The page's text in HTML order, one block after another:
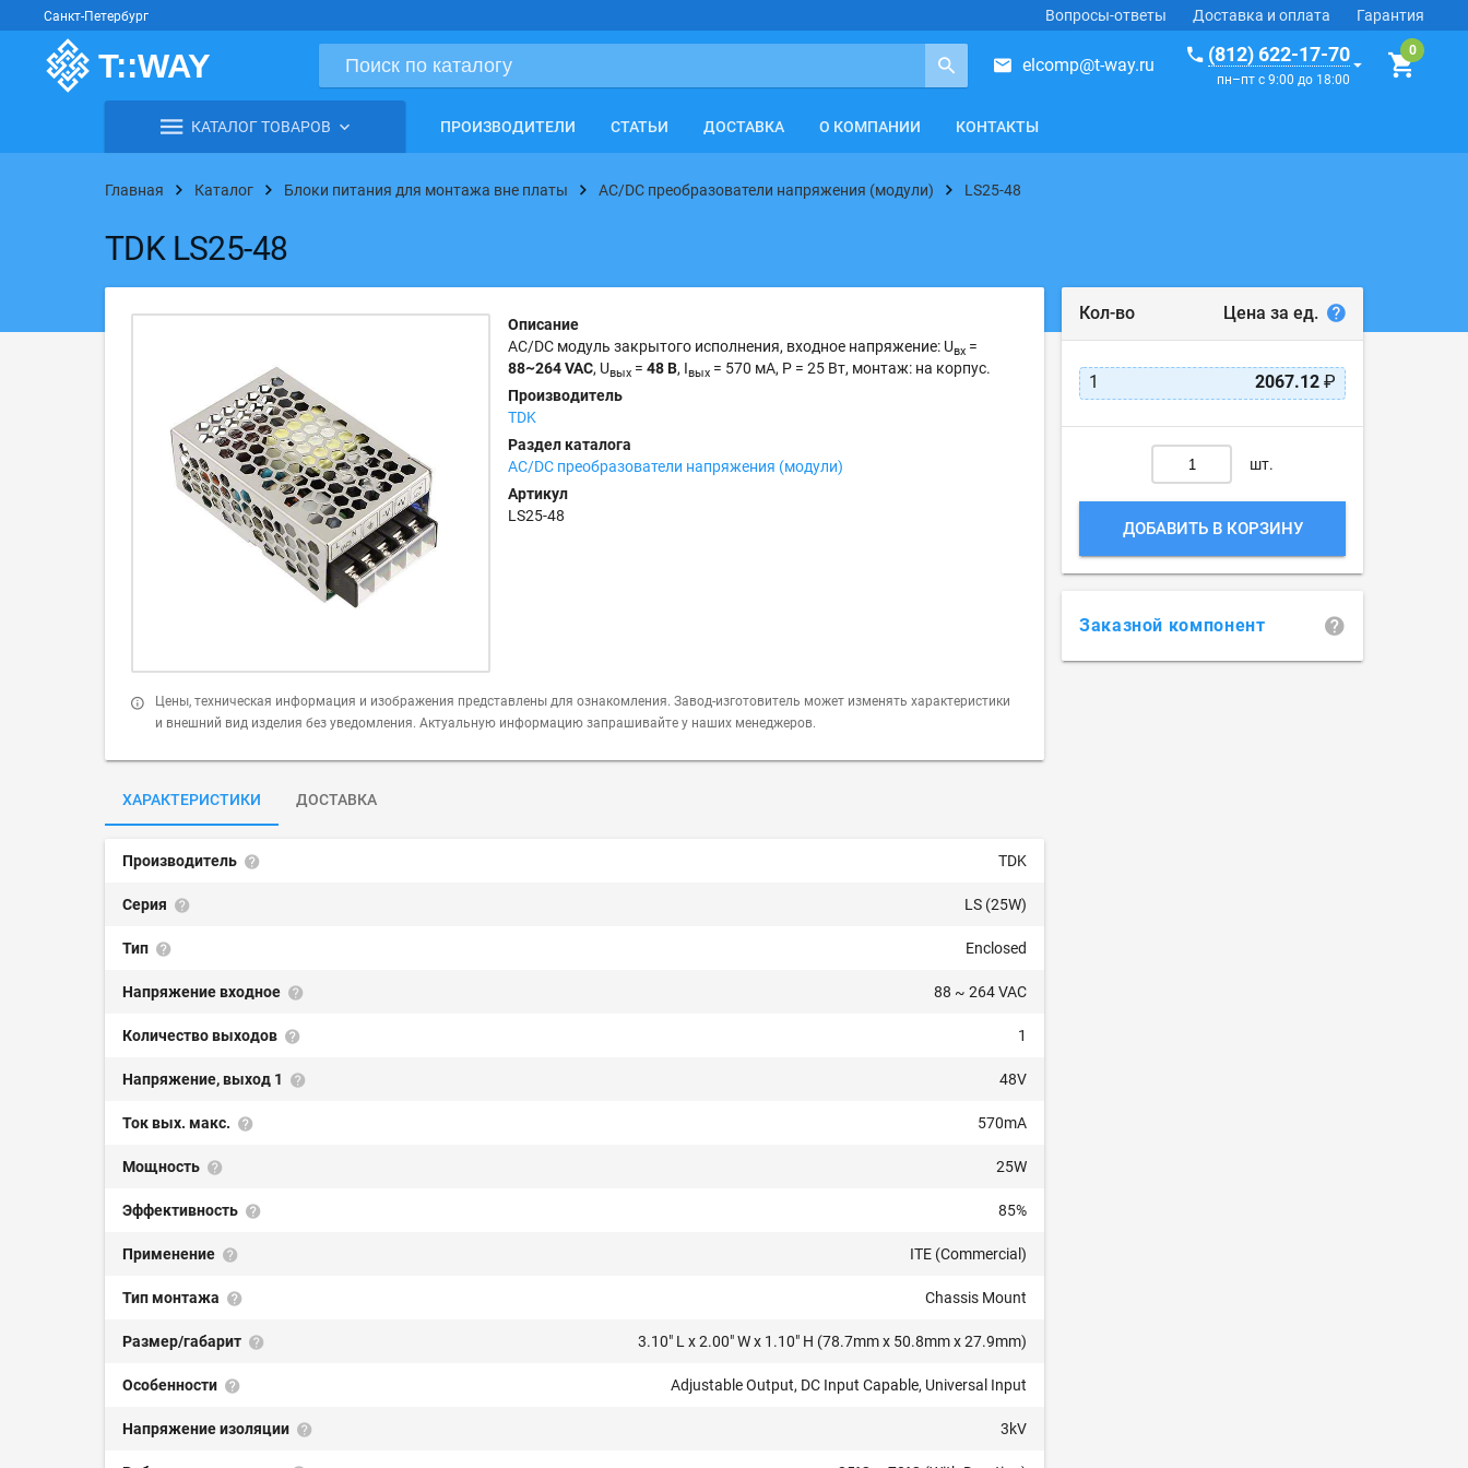
Санкт-Петербург Вопросы-ответы Доставка и оплата Гарантия
elcomp@t-way.ru (812) 622-17-70
пн–пт с 9:00 до 18:00
КАТАЛОГ ТОВАРОВ ПРОИЗВОДИТЕЛИ СТАТЬИ ДОСТАВКА О КОМПАНИИ КОНТАКТЫ
Главная Каталог Блоки питания для монтажа вне платы AC/DC преобразователи напряжения (модули) LS25-48
TDK LS25-48
Описание
AC/DC модуль закрытого исполнения, входное напряжение: Uвх =
88~264 VAC, Uвых = 48 В, Iвых = 570 мА, P = 25 Вт, монтаж: на корпус.
Производитель
TDK
Раздел каталога
AC/DC преобразователи напряжения (модули)
Артикул
LS25-48
Цены, техническая информация и изображения представлены для ознакомления. Завод-изготовитель может изменять характеристики
и внешний вид изделия без уведомления. Актуальную информацию запрашивайте у наших менеджеров.
ХАРАКТЕРИСТИКИ ДОСТАВКА
Производитель TDK
Серия LS (25W)
Тип Enclosed
Напряжение входное 88 ~ 264 VAC
Количество выходов 1
Напряжение, выход 1 48V
Ток вых. макс. 570mA
Мощность 25W
Эффективность 85%
Применение ITE (Commercial)
Тип монтажа Chassis Mount
Размер/габарит 3.10" L x 2.00" W x 1.10" H (78.7mm x 50.8mm x 27.9mm)
Особенности Adjustable Output, DC Input Capable, Universal Input
Напряжение изоляции 3kV
Кол-во Цена за ед.
1 2067.12 ₽
шт.
ДОБАВИТЬ В КОРЗИНУ
Заказной компонент